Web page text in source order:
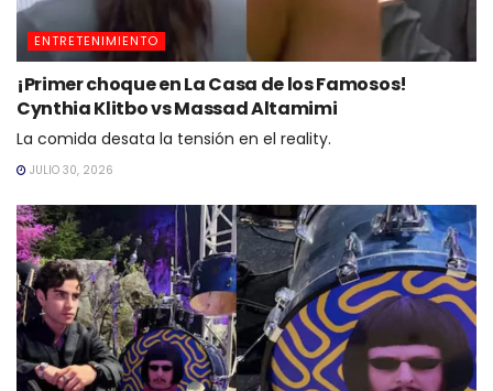
ENTRETENIMIENTO
¡Primer choque en La Casa de los Famosos!
Cynthia Klitbo vs Massad Altamimi
La comida desata la tensión en el reality.
JULIO 30, 2026